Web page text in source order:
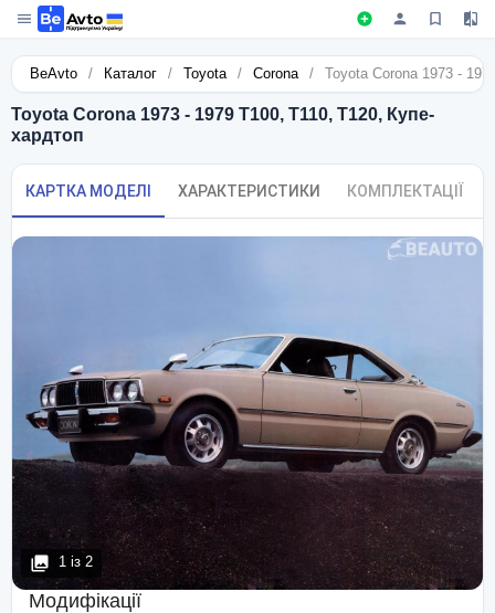
BeAvto / Каталог / Toyota / Corona / Toyota Corona 1973 -
Toyota Corona 1973 - 1979 T100, T110, T120, Купе-
хардтоп
КАРТКА МОДЕЛІ ХАРАКТЕРИСТИКИ КОМПЛЕКТАЦІЇ
1 із 2
Модифікації